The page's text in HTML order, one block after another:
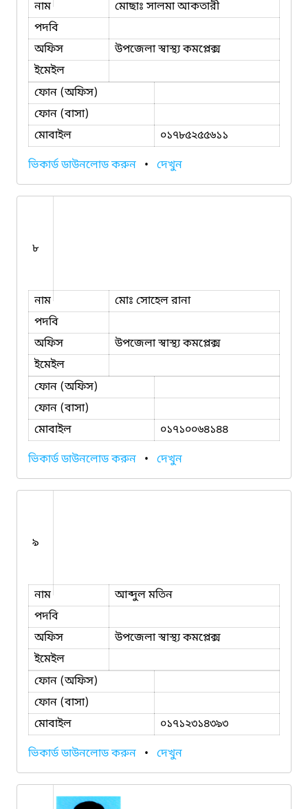
নাম
মোছাঃ সালমা আকতারী
পদবি
অফিস
উপজেলা স্বাস্থ্য কমপ্লেক্স
ইমেইল
ফোন (অফিস)
ফোন (বাসা)
মোবাইল
০১৭৮৫২৫৫৬১১
ভিকার্ড ডাউনলোড করুন • দেখুন
৮
নাম
মোঃ সোহেল রানা
পদবি
অফিস
উপজেলা স্বাস্থ্য কমপ্লেক্স
ইমেইল
ফোন (অফিস)
ফোন (বাসা)
মোবাইল
০১৭১০০৬৪১৪৪
ভিকার্ড ডাউনলোড করুন • দেখুন
৯
নাম
আব্দুল মতিন
পদবি
অফিস
উপজেলা স্বাস্থ্য কমপ্লেক্স
ইমেইল
ফোন (অফিস)
ফোন (বাসা)
মোবাইল
০১৭১২৩১৪৩৯৩
ভিকার্ড ডাউনলোড করুন • দেখুন